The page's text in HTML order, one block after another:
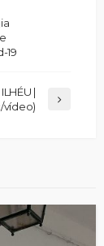
19
|
vídeo)